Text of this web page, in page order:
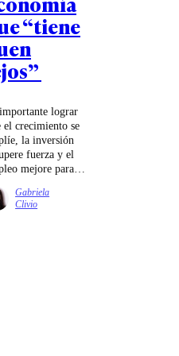
“tiene
lograr
el crecimiento se
la inversión
fuerza y el
mejore para
la macroeconomía
realidad cierre.
Gabriela
Clivio